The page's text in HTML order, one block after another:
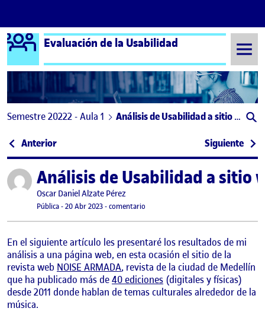
Saltar al contenido
Logo Ágora
Evaluación de la Usabilidad
Semestre 20222 - Aula 1 Análisis de Usabilidad a sitio web
Navegación de entradas
Anterior: Reto 2: Evaluación Heurística, Plan de test y
Siguiente:
Publicado porAnálisis de Usabilidad a sitio
Publicado por
Oscar Daniel Alzate Pérez
Visibilidad:
Pública-Fecha de publicación
20 Abr 2023-comentario
En el siguiente artículo les presentaré los resultados de mi
análisis a una página web, en esta ocasión el sitio de la
revista web NOISE ARMADA, revista de la ciudad de Medellín
que ha publicado más de40 ediciones (digitales y físicas)
desde 2011 donde hablan de temas culturales alrededor de la
música.